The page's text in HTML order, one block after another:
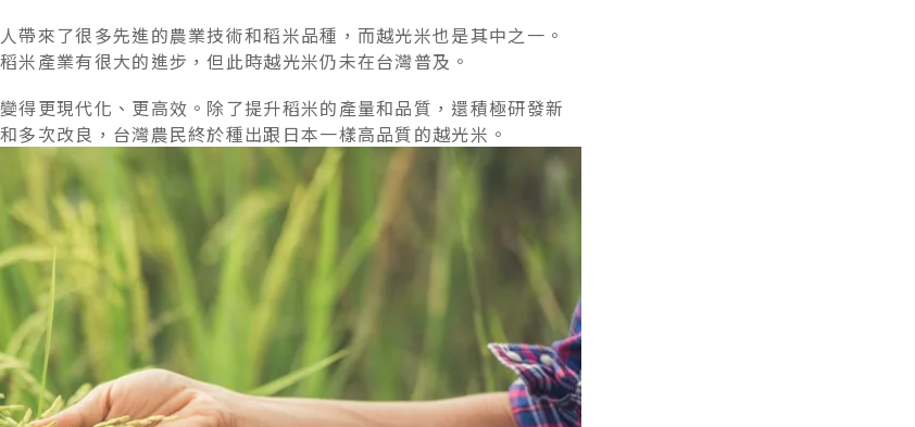
帶來了很多先進的農業技術和稻米品種，而越光米也是其中之一。
米產業有很大的進步，但此時越光米仍未在台灣普及。
得更現代化、更高效。除了提升稻米的產量和品質，還積極研發新
次改良，台灣農民終於種出跟日本一樣高品質的越光米。